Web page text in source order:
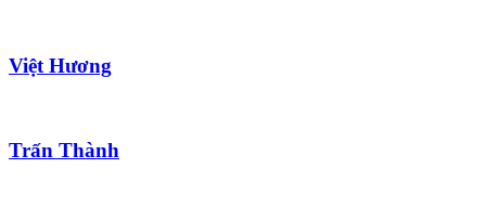
Việt Hương
Trấn Thành